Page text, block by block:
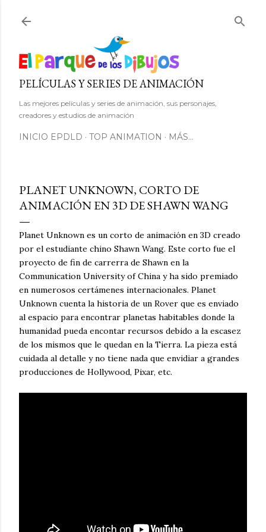
PELÍCULAS Y SERIES DE ANIMACIÓN
Las mejores películas y series de animación, sus personajes,
creadores y estudios de animación
INICIO EPDLD TOP ANIMATION MÁS…
PLANET UNKNOWN, CORTO DE
ANIMACIÓN EN 3D DE SHAWN WANG
Planet Unknown es un corto de animación en 3D creado
por el estudiante chino Shawn Wang. Este corto fue el
proyecto de fin de carrerra de Shawn en la
Communication University of China y ha sido premiado
en numerosos certámenes internacionales. Planet
Unknown cuenta la historia de un Rover que es enviado
al espacio para encontrar planetas habitables donde la
humanidad pueda encontar recursos debido a la escasez
de los mismos que le quedan en la Tierra. La pieza está
cuidada al detalle y no tiene nada que envidiar a grandes
producciones de Hollywood, Pixar, etc.